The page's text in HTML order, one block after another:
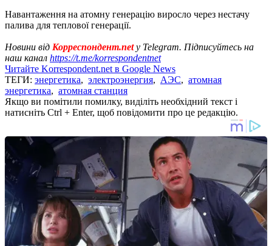
Навантаження на атомну генерацію виросло через нестачу
палива для теплової генерації.
Новини від Корреспондент.netу Telegram. Підписуйтесь на
наш канал https://t.me/korrespondentnet
Читайте Korrespondent.net в Google News
ТЕГИ: энергетика, электроэнергия, АЭС, атомная
энергетика, атомная станция
Якщо ви помітили помилку, виділіть необхідний текст і
натисніть Ctrl + Enter, щоб повідомити про це редакцію.